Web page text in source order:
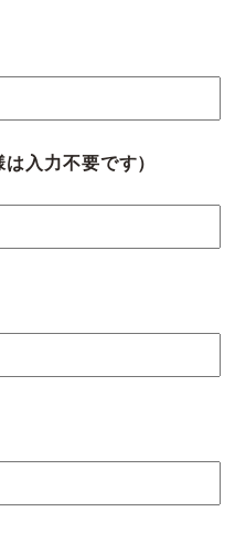
は入力不要です）